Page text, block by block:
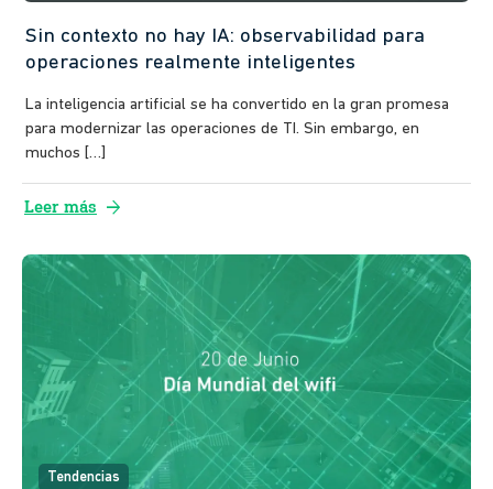
Sin contexto no hay IA: observabilidad para
operaciones realmente inteligentes
La inteligencia artificial se ha convertido en la gran promesa
para modernizar las operaciones de TI. Sin embargo, en
muchos […]
Leer más arrow_forward
Tendencias